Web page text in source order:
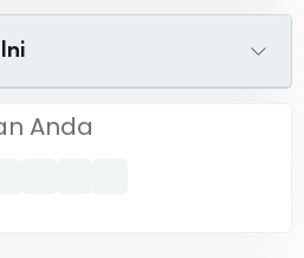
Anda